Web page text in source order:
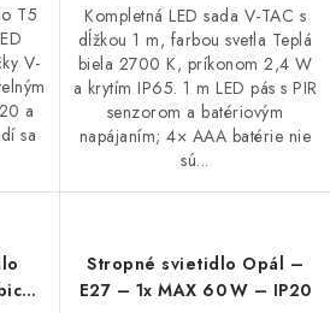
T5
V-
a
sa
Kompletná LED sada V-TAC s
dĺžkou 1 m, farbou svetla Teplá
biela 2700 K, príkonom 2,4 W
a krytím IP65. 1 m LED pás s PIR
senzorom a batériovým
napájaním; 4× AAA batérie nie
sú...
Stropné svietidlo Opál –
E27 – 1x MAX 60 W – IP20